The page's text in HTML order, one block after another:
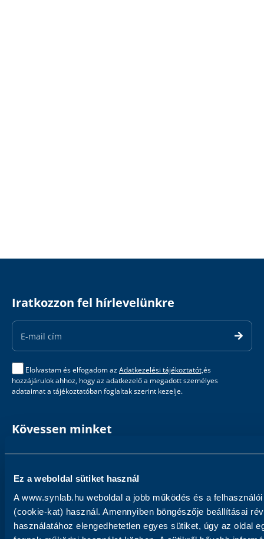
Ez a weboldal sütiket használ
A www.synlab.hu weboldal a jobb működés és a
(cookie-kat) használ. Amennyiben böngészője beállításai
használatához elengedhetetlen egyes sütiket, úgy az oldal
Iratkozzon fel hírlevelünkre
Email
Address
Elolvastam és elfogadom azAdatkezelési tájékoztatót,és
hozzájárulok ahhoz, hogy az adatkezelő a megadott személyes
adataimat a tájékoztatóban foglaltak szerint kezelje.
Kövessen minket
Segítség
LETÖLTHETŐ ÁRLISTÁK
Rólunk
MIÉRT A SYNLAB?